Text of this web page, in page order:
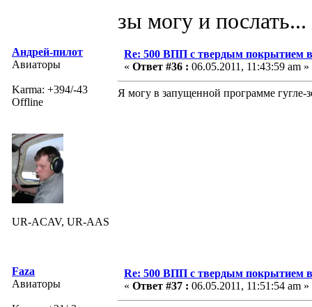
зы могу и послать...
Андрей-пилот
Авиаторы
Karma: +394/-43
Offline
UR-ACAV, UR-AAS
Re: 500 ВПП с твердым покрытием
« Ответ #36 : 06.05.2011, 11:43:59 am »
Я могу в запущенной программе гугле-
Faza
Авиаторы
Re: 500 ВПП с твердым покрытием
« Ответ #37 : 06.05.2011, 11:51:54 am »